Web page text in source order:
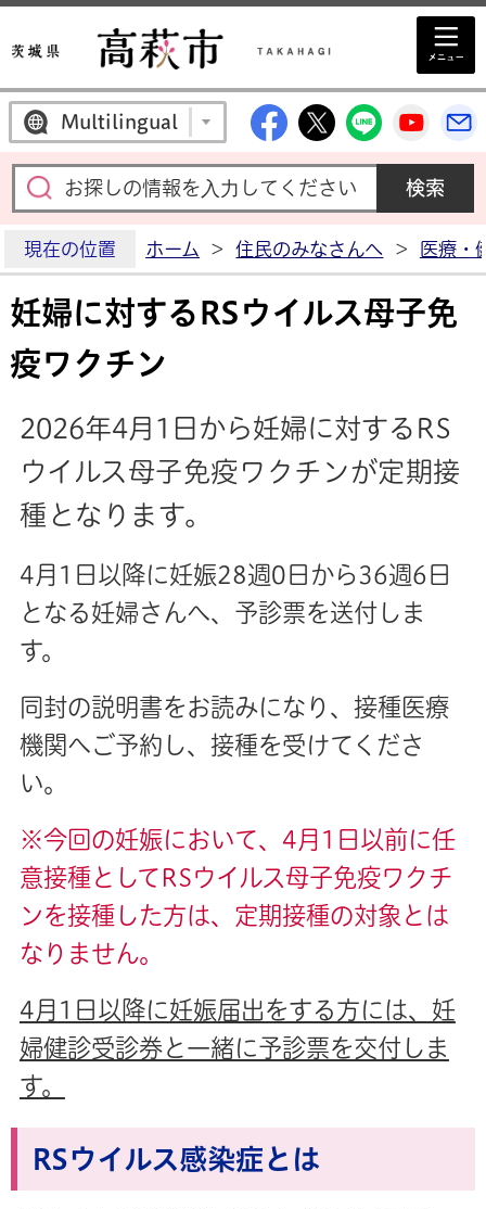
Multilingual 高萩市公式
高萩市公式X
高萩市
高
現在の位置 ホーム > 住民のみなさんへ > 医療・
妊婦に対するRSウイルス母子免
疫ワクチン
2026年4月1日から妊婦に対する RS
ウイルス 母子免疫ワクチンが定期接
種となります。
4月1日以降に妊娠28週0日から36週6日
となる妊婦さんへ、予診票を送付しま
す。
同封の説明書をお読みになり、接種医療
機関へご予約し、接種を受けてくださ
い。
※今回の妊娠において、4月1日以前に任
意接種としてRSウイルス母子免疫ワクチ
ンを接種した方は、定期接種の対象とは
なりません。
4月1日以降に妊娠届出をする方には、妊
婦健診受診券と一緒に予診票を交付しま
す。
RSウイルス感染症とは